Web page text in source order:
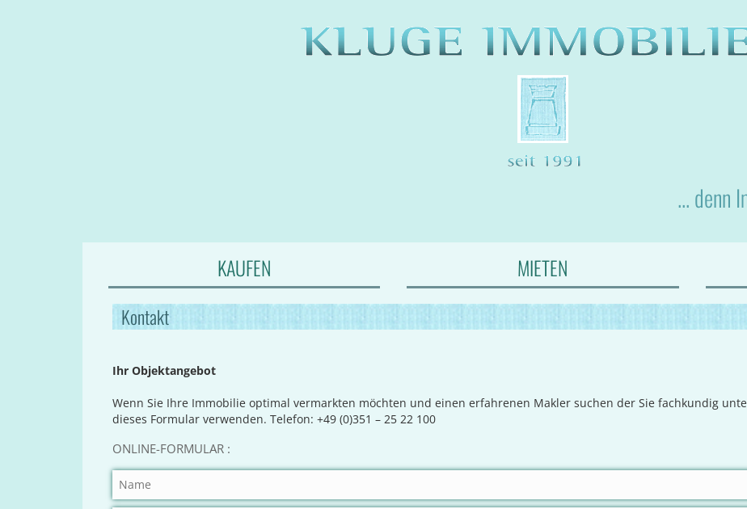
... denn
KAUFEN MIETEN
Kontakt
Ihr Objektangebot
Wenn Sie Ihre Immobilie optimal vermarkten möchten und einen erfahrenen Makler suchen der Sie fachkundig
dieses Formular verwenden. Telefon: +49 (0)351 – 25 22 100
ONLINE-FORMULAR :